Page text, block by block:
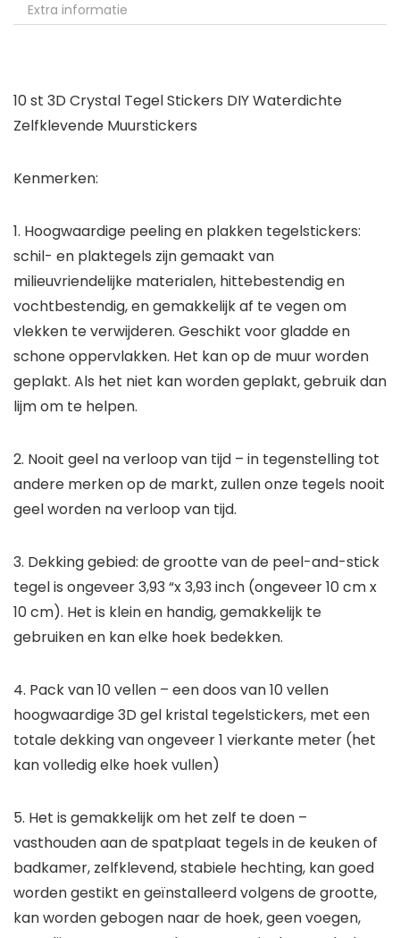
Extra informatie
10 st 3D Crystal Tegel Stickers DIY Waterdichte
Zelfklevende Muurstickers
Kenmerken:
1. Hoogwaardige peeling en plakken tegelstickers:
schil- en plaktegels zijn gemaakt van
milieuvriendelijke materialen, hittebestendig en
vochtbestendig, en gemakkelijk af te vegen om
vlekken te verwijderen. Geschikt voor gladde en
schone oppervlakken. Het kan op de muur worden
geplakt. Als het niet kan worden geplakt, gebruik dan
lijm om te helpen.
2. Nooit geel na verloop van tijd – in tegenstelling tot
andere merken op de markt, zullen onze tegels nooit
geel worden na verloop van tijd.
3. Dekking gebied: de grootte van de peel-and-stick
tegel is ongeveer 3,93 “x 3,93 inch (ongeveer 10 cm x
10 cm). Het is klein en handig, gemakkelijk te
gebruiken en kan elke hoek bedekken.
4. Pack van 10 vellen – een doos van 10 vellen
hoogwaardige 3D gel kristal tegelstickers, met een
totale dekking van ongeveer 1 vierkante meter (het
kan volledig elke hoek vullen)
5. Het is gemakkelijk om het zelf te doen –
vasthouden aan de spatplaat tegels in de keuken of
badkamer, zelfklevend, stabiele hechting, kan goed
worden gestikt en geïnstalleerd volgens de grootte,
kan worden gebogen naar de hoek, geen voegen,